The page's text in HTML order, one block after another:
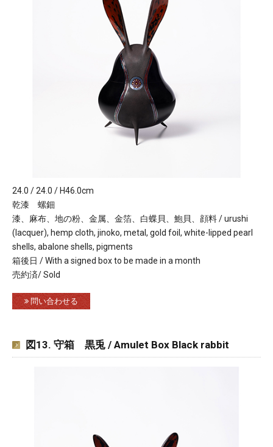
24.0 / 24.0 / H46.0cm
乾漆 螺鈿
漆、麻布、地の粉、金属、金箔、白蝶貝、鮑貝、顔料 / urushi
(lacquer), hemp cloth, jinoko, metal, gold foil, white-lipped pearl
shells, abalone shells, pigments
箱後日 / With a signed box to be made in a month
売約済/ Sold
問い合わせる
図13. 守箱 黒兎 / Amulet Box Black rabbit